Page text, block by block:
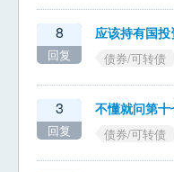
8
回复
应该持有国
债券/可转债
3
回复
不懂就问第
债券/可转债